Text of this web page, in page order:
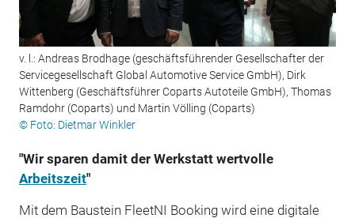
v. l.: Andreas Brodhage (geschäftsführender Gesellschafter der
Servicegesellschaft Global Automotive Service GmbH), Dirk
Wittenberg (Geschäftsführer Coparts Autoteile GmbH), Thomas
Ramdohr (Coparts) und Martin Völling (Coparts)
© Foto: Dietmar Winkler
"Wir sparen damit der Werkstatt wertvolle
Arbeitszeit"
Mit dem Baustein FleetNI Booking wird eine digitale